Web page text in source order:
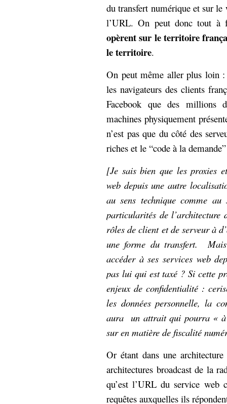
du transfert numérique et sur
l’URL. On peut donc tout à
opèrent sur le territoire
le territoire.
On peut même aller plus loin
les navigateurs des clients
Facebook que des millions
machines physiquement
n’est pas que du côté des
riches et le “code à la
[Je sais bien que les proxies
web depuis une autre
au sens technique comme
particularités de l’architecture
rôles de client et de serveur à
une forme du transfert.
accéder à ses services web
pas lui qui est taxé ? Si cette
enjeux de confidentialité :
les données personnelle, la
aura un attrait qui pourra « à
sur en matière de fiscalité
Or étant dans une
architectures broadcast de la
qu’est l’URL du service web
requêtes auxquelles ils